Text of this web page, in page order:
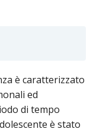
è caratterizzato
ed
di tempo
è stato